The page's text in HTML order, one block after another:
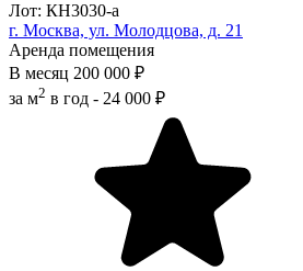
Лот: КН3030-a
г. Москва, ул. Молодцова, д. 21
Аренда помещения
В месяц 200 000 ₽
за м2 в год - 24 000 ₽